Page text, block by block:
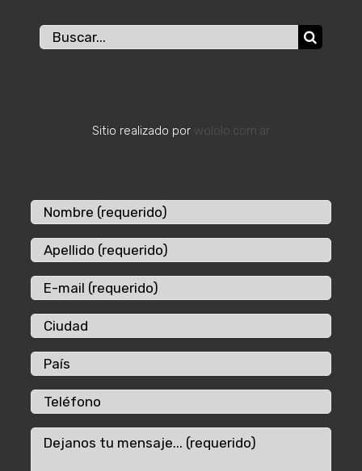
Buscar:
Sitio realizado por wololo.com.ar